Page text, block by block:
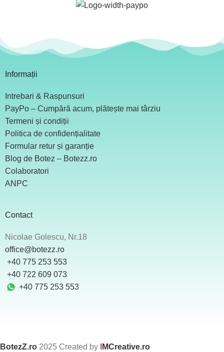
Informații
Intrebari & Raspunsuri
PayPo – Cumpără acum, plătește mai târziu
Termeni și condiții
Politica de confidențialitate
Formular retur și garanție
Blog de Botez – Botezz.ro
Colaboratori
ANPC
Contact
Nicolae Golescu, Nr.18
office@botezz.ro
+40 775 253 553
‪ +40 722 609 073
+40 775 253 553
BotezZ.ro 2025 Created by MCreative.ro